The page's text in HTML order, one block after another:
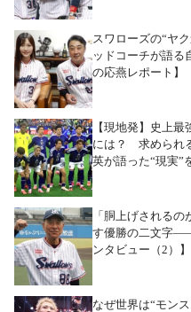
スワローズの“ヤ
ッドコーチが語る
の応燕レポート】
【現地発】史上
には？ 求められ
英が語った“現実”
「胴上げされる
す優勝の二文字
ンタビュー（2）】
なぜ世界は“モン